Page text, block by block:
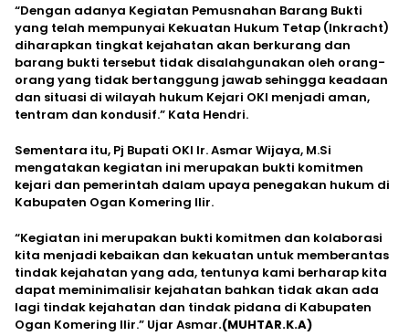
“Dengan adanya Kegiatan Pemusnahan Barang Bukti
yang telah mempunyai Kekuatan Hukum Tetap (Inkracht)
diharapkan tingkat kejahatan akan berkurang dan
barang bukti tersebut tidak disalahgunakan oleh orang-
orang yang tidak bertanggung jawab sehingga keadaan
dan situasi di wilayah hukum Kejari OKI menjadi aman,
tentram dan kondusif.” Kata Hendri.
Sementara itu, Pj Bupati OKI Ir. Asmar Wijaya, M.Si
mengatakan kegiatan ini merupakan bukti komitmen
kejari dan pemerintah dalam upaya penegakan hukum di
Kabupaten Ogan Komering Ilir.
“Kegiatan ini merupakan bukti komitmen dan kolaborasi
kita menjadi kebaikan dan kekuatan untuk memberantas
tindak kejahatan yang ada, tentunya kami berharap kita
dapat meminimalisir kejahatan bahkan tidak akan ada
lagi tindak kejahatan dan tindak pidana di Kabupaten
Ogan Komering Ilir.” Ujar Asmar.(MUHTAR.K.A)